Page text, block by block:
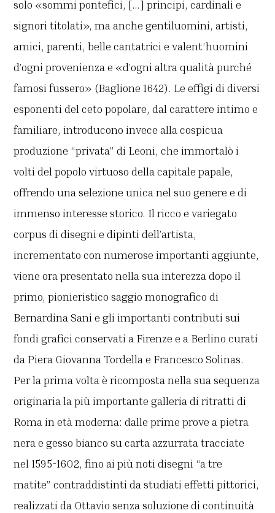
solo «sommi pontefici, […] principi, cardinali e
signori titolati», ma anche gentiluomini, artisti,
amici, parenti, belle cantatrici e valent’huomini
d’ogni provenienza e «d’ogni altra qualità purché
famosi fussero» (Baglione 1642). Le effigi di diversi
esponenti del ceto popolare, dal carattere intimo e
familiare, introducono invece alla cospicua
produzione “privata” di Leoni, che immortalò i
volti del popolo virtuoso della capitale papale,
offrendo una selezione unica nel suo genere e di
immenso interesse storico. Il ricco e variegato
corpus di disegni e dipinti dell’artista,
incrementato con numerose importanti aggiunte,
viene ora presentato nella sua interezza dopo il
primo, pionieristico saggio monografico di
Bernardina Sani e gli importanti contributi sui
fondi grafici conservati a Firenze e a Berlino curati
da Piera Giovanna Tordella e Francesco Solinas.
Per la prima volta è ricomposta nella sua sequenza
originaria la più importante galleria di ritratti di
Roma in età moderna: dalle prime prove a pietra
nera e gesso bianco su carta azzurrata tracciate
nel 1595-1602, fino ai più noti disegni “a tre
matite” contraddistinti da studiati effetti pittorici,
realizzati da Ottavio senza soluzione di continuità